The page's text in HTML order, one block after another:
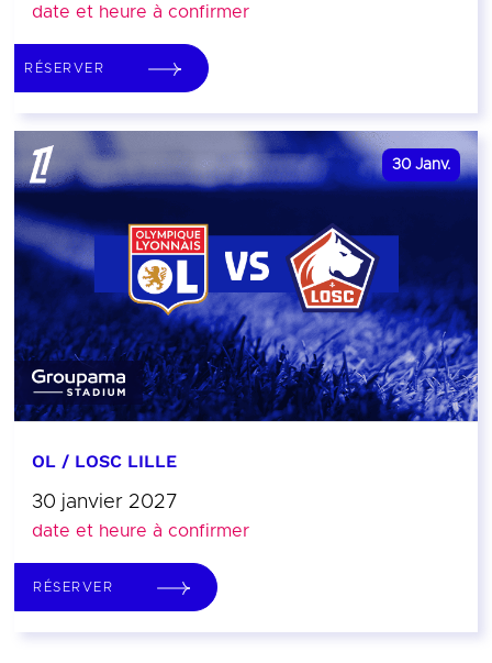
date et heure à confirmer
RÉSERVER
30 Janv.
OL / LOSC LILLE
30 janvier 2027
date et heure à confirmer
RÉSERVER